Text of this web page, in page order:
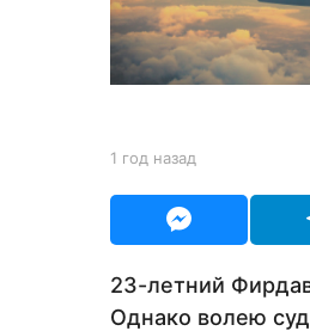
з
а
д
b
Y
U
R
1 год назад
н
з
а
23-летний
Однако волею